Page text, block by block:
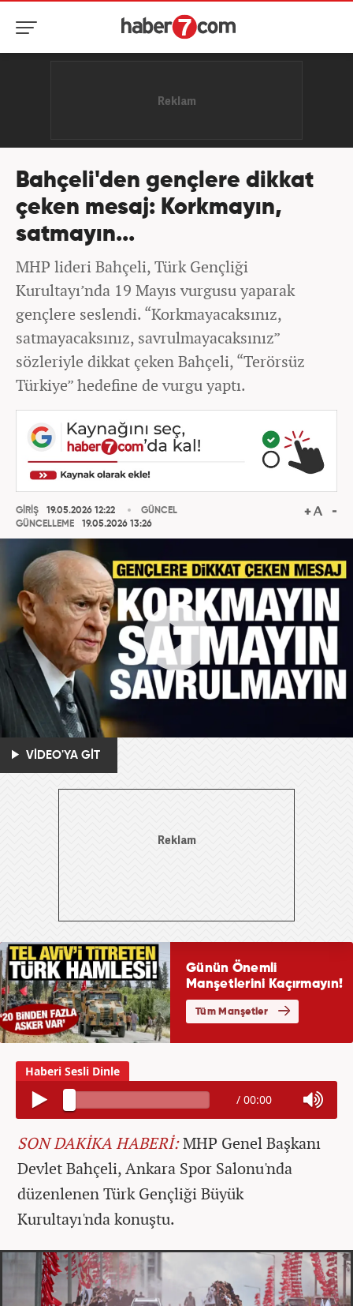
Bahçeli'den gençlere dikkat
çeken mesaj: Korkmayın,
satmayın...
MHP lideri Bahçeli, Türk Gençliği
Kurultayı’nda 19 Mayıs vurgusu yaparak
gençlere seslendi. “Korkmayacaksınız,
satmayacaksınız, savrulmayacaksınız”
sözleriyle dikkat çeken Bahçeli, “Terörsüz
Türkiye” hedefine de vurgu yaptı.
GİRİŞ
19.05.2026 12:22
GÜNCELLEME
19.05.2026 13:26
GÜNCEL
VİDEO'YA GİT
/ 00:00
SON DAKİKA HABERİ:MHP Genel Başkanı
Devlet Bahçeli, Ankara Spor Salonu'nda
düzenlenen Türk Gençliği Büyük
Kurultayı'nda konuştu.